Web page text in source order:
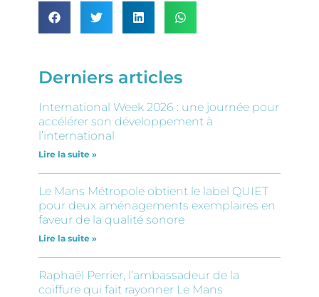
Derniers articles
International Week 2026 : une journée pour
accélérer son développement à
l’international
Lire la suite »
Le Mans Métropole obtient le label QUIET
pour deux aménagements exemplaires en
faveur de la qualité sonore
Lire la suite »
Raphaël Perrier, l’ambassadeur de la
coiffure qui fait rayonner Le Mans